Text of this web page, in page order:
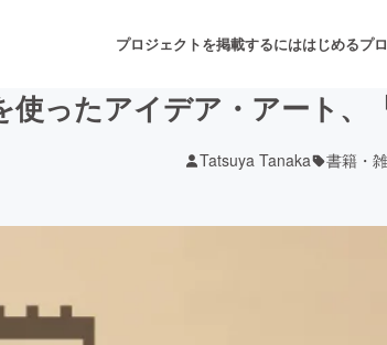
プロジェクトを掲載するにははじめるプ
使ったアイデア・アート
Tatsuya Tanaka 書籍・